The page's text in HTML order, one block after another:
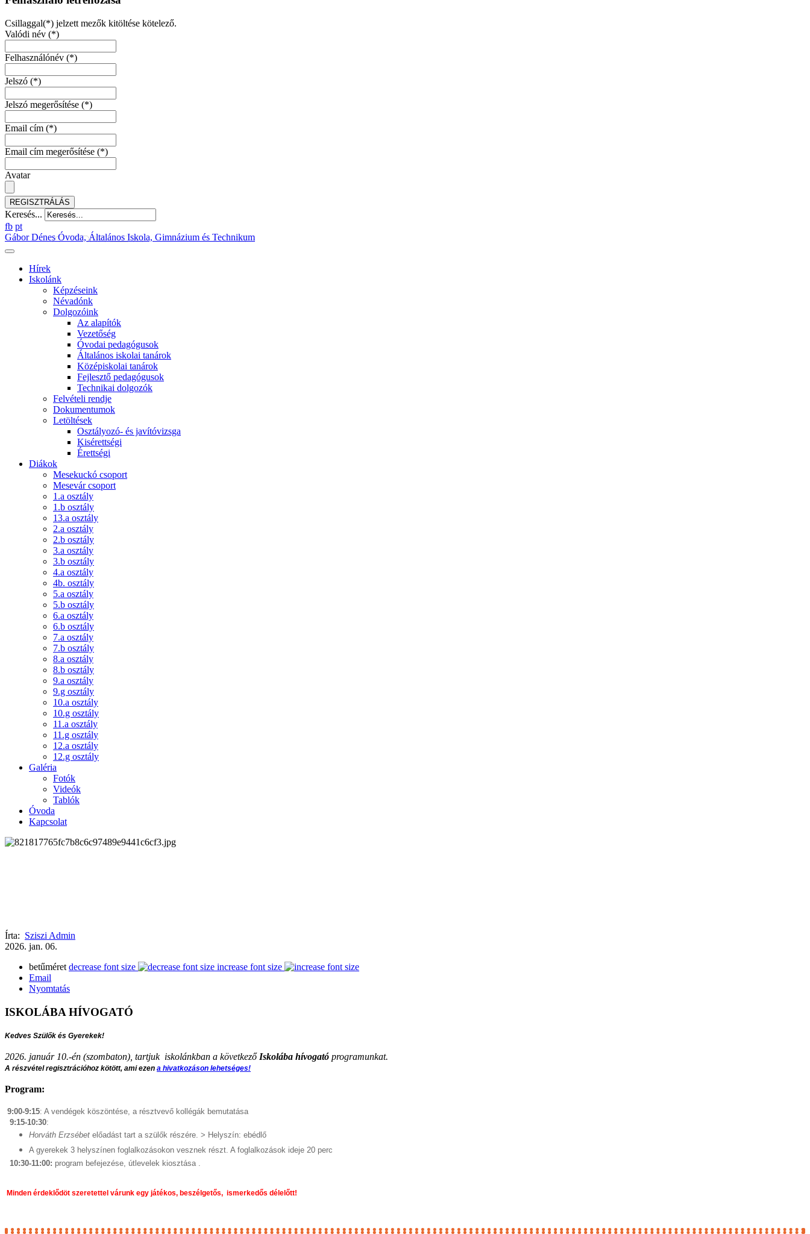
Csillaggal(*) jelzett mezők kitöltése kötelező.
Valódi név (*)
Felhasználónév (*)
Jelszó (*)
Jelszó megerősítése (*)
Email cím (*)
Email cím megerősítése (*)
Avatar
REGISZTRÁLÁS
Keresés...
fb pt
Gábor Dénes Óvoda, Általános Iskola, Gimnázium és Technikum
Hírek
Iskolánk
Képzéseink
Névadónk
Dolgozóink
Az alapítók
Vezetőség
Óvodai pedagógusok
Általános iskolai tanárok
Középiskolai tanárok
Fejlesztő pedagógusok
Technikai dolgozók
Felvételi rendje
Dokumentumok
Letöltések
Osztályozó- és javítóvizsga
Kisérettségi
Érettségi
Diákok
Mesekuckó csoport
Mesevár csoport
1.a osztály
1.b osztály
13.a osztály
2.a osztály
2.b osztály
3.a osztály
3.b osztály
4.a osztály
4b. osztály
5.a osztály
5.b osztály
6.a osztály
6.b osztály
7.a osztály
7.b osztály
8.a osztály
8.b osztály
9.a osztály
9.g osztály
10.a osztály
10.g osztály
11.a osztály
11.g osztály
12.a osztály
12.g osztály
Galéria
Fotók
Videók
Tablók
Óvoda
Kapcsolat
Írta: Sziszi Admin
2026. jan. 06.
betűméret decrease font size
increase font size
Email
Nyomtatás
ISKOLÁBA HÍVOGATÓ
Kedves Szülők és Gyerekek!
2026. január 10.-én (szombaton), tartjuk iskolánkban a következőIskolába hívogató programunkat.
A részvétel regisztrációhoz kötött, ami ezen a hivatkozáson lehetséges!
Program:
9:00-9:15: A vendégek köszöntése, a résztvevő kollégák bemutatása
9:15-10:30:
Horváth Erzsébet előadást tart a szülők részére. > Helyszín: ebédlő
A gyerekek 3 helyszínen foglalkozásokon vesznek részt. A foglalkozások ideje 20 perc
10:30-11:00: program befejezése, útlevelek kiosztása .
Minden érdeklődöt szeretettel várunk egy játékos, beszélgetős,  ismerkedős délelőtt!